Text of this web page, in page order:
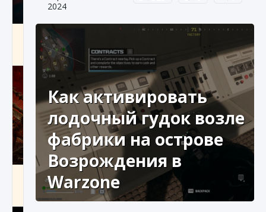
Как создавать предметы в Creatures of Ava
9 августа 2024 1 266
Как найти Гробницу Изгоев в Diablo 4
9 августа 2024 1 337 0 0
2024
Как активировать
лодочный гудок возле
фабрики на острове
Возрождения в
Warzone